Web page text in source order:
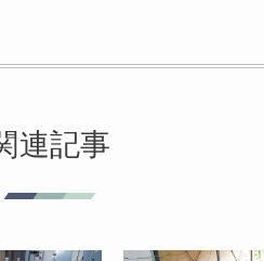
連記事